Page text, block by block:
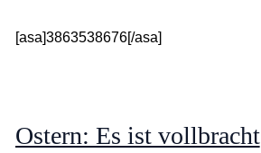
[asa]3863538676[/asa]
Ostern: Es ist vollbracht